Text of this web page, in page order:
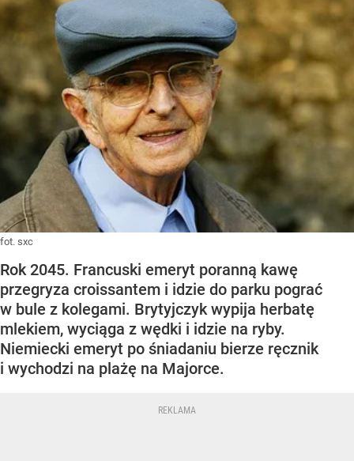
fot. sxc
Rok 2045. Francuski emeryt poranną kawę
przegryza croissantem i idzie do parku pograć
w bule z kolegami. Brytyjczyk wypija herbatę
mlekiem, wyciąga z wędki i idzie na ryby.
Niemiecki emeryt po śniadaniu bierze ręcznik
i wychodzi na plażę na Majorce.